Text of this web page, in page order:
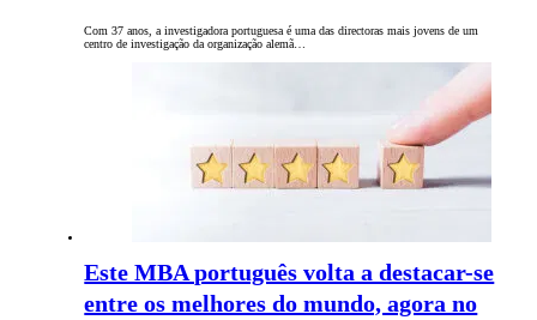
Com 37 anos, a investigadora portuguesa é uma das directoras mais jovens de um
centro de investigação da organização alemã…
Este MBA português volta a destacar-se
entre os melhores do mundo, agora no